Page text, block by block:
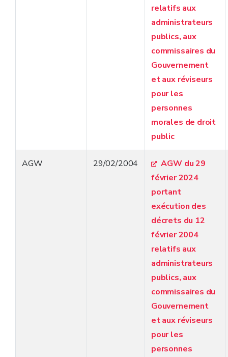
relatifs aux
administrateurs
publics, aux
commissaires du
Gouvernement
et aux réviseurs
pour les
personnes
morales de droit
public
AGW 29/02/2004
AGW du 29
février 2024
portant
exécution des
décrets du 12
février 2004
relatifs aux
administrateurs
publics, aux
commissaires du
Gouvernement
et aux réviseurs
pour les
personnes